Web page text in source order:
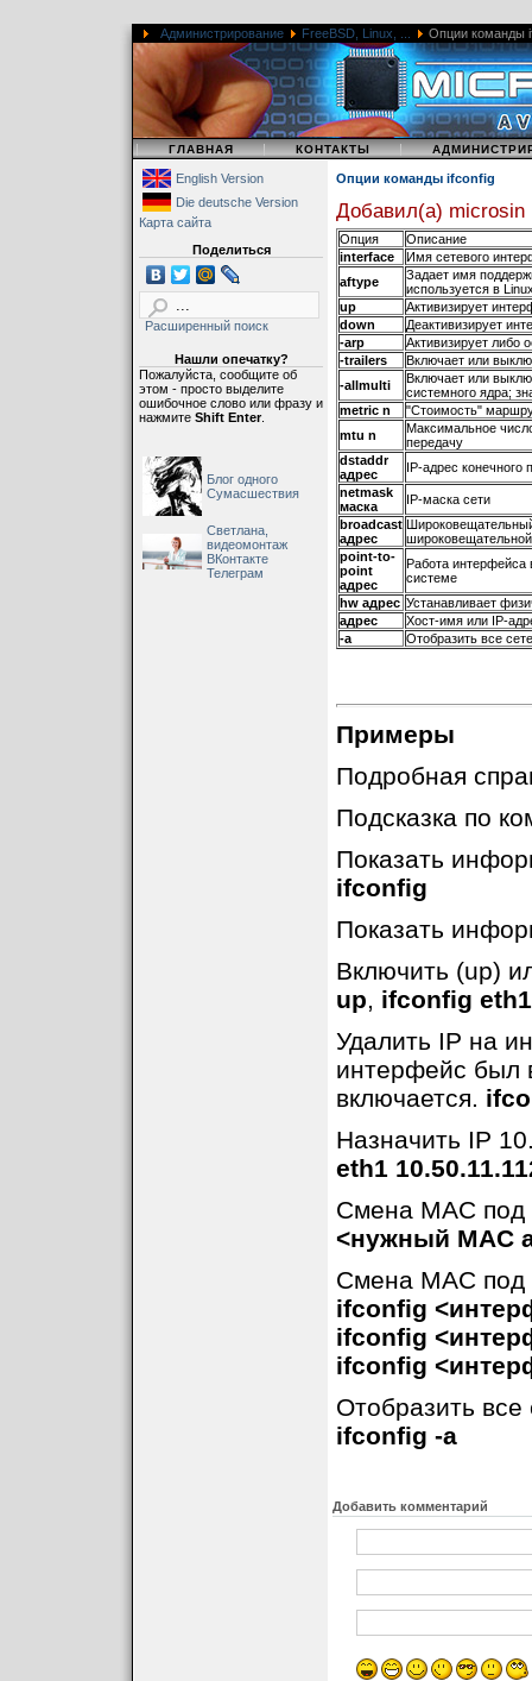
Администрирование FreeBSD, Linux, ... Опции команды
| ГЛАВНАЯ | КОНТАКТЫ |
English Version
Die deutsche Version
Карта сайта
Поделиться
Расширенный поиск
Нашли опечатку?
Пожалуйста, сообщите об
этом - просто выделите
ошибочное слово или фразу и
нажмите Shift Enter.
Блог одного
Сумасшествия
Светлана,
видеомонтаж
ВКонтакте
Телеграм
Опции команды ifconfig
Добавил(а) microsin
Опция
Описание
interface
Имя сетевого
aftype
Задает имя
используется в
up
Активизирует
down
Деактивизирует
-arp
Активизирует либо
-trailers
Включает или
-allmulti
Включает или
системного ядра;
metric n
"Стоимость"
mtu n
Максимальное
передачу
dstaddr
адрес
IP-адрес конечного
netmask
маска
IP-маска сети
broadcast
адрес
point-to-
point
адрес
Работа интерфейса
системе
hw адрес Устанавливает
адрес
Хост-имя или IP-
-a
Отобразить все
Примеры
Подробная
Подсказка по
Показать
ifconfig
Показать
Включить (up)
up, ifconfig
Удалить IP на
интерфейс был
включается.
Назначить IP
eth1
Смена MAC
<нужный MAC
Смена MAC под
ifconfig
ifconfig
ifconfig
Отобразить
ifconfig -a
Добавить комментарий